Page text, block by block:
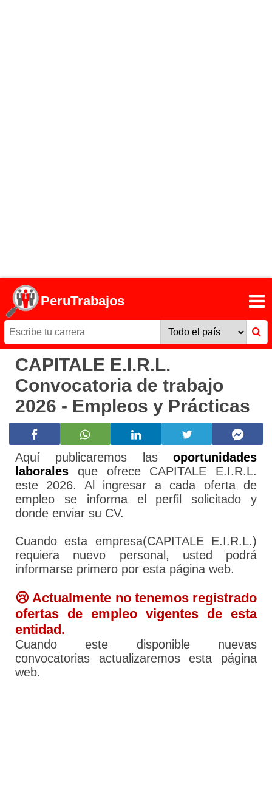
PeruTrabajos
CAPITALE E.I.R.L.
Convocatoria de trabajo
2026 - Empleos y Prácticas
Aquí publicaremos las oportunidades
laborales que ofrece CAPITALE E.I.R.L.
este 2026. Al ingresar a cada oferta de
empleo se informa el perfil solicitado y
donde enviar su CV.
Cuando esta empresa(CAPITALE E.I.R.L.)
requiera nuevo personal, usted podrá
informarse primero por esta página web.
😢 Actualmente no tenemos registrado
ofertas de empleo vigentes de esta
entidad.
Cuando este disponible nuevas
convocatorias actualizaremos esta página
web.